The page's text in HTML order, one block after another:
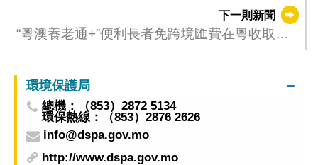
下一則新聞
“粵澳養老通+”便利長者免跨境匯費在粵收取澳
環境保護局
總機：（853）2872 5134
環保熱線：（853）2876 2626
info@dspa.gov.mo
http://www.dspa.gov.mo